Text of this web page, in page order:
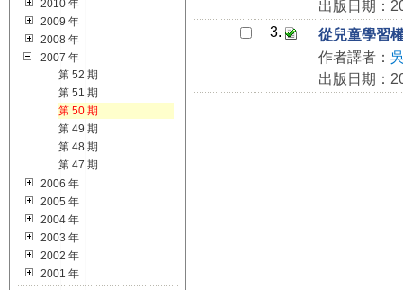
2010 年
2009 年
2008 年
2007 年
第 52 期
第 51 期
第 50 期
第 49 期
第 48 期
第 47 期
2006 年
2005 年
2004 年
2003 年
2002 年
2001 年
出版日期：
3.
從兒童學習
作者譯者：
出版日期：